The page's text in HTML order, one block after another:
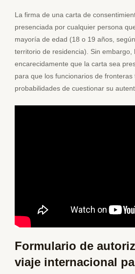
La firma de una carta de
presenciada por cualquier persona
mayoría de edad (18 o 19 años,
territorio de residencia). Sin embargo,
encarecidamente que la carta sea
para que los funcionarios de fronteras
probabilidades de cuestionar su
Formulario de
viaje internacional